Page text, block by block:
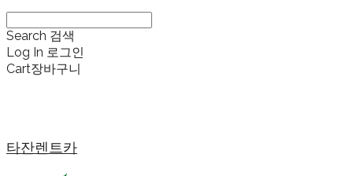
Search 검색
Log In 로그인
Cart장바구니
타잔렌트카